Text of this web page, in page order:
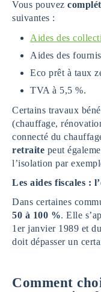
Vous pouvez
suivantes :
Aides des
Aides des
Eco prêt à taux
TVA à 5,5 %.
Certains travaux
(chauffage,
connecté du
retraite peut
l’isolation par
Les aides fiscales :
Dans certaines
50 à 100 %. Elle
1er janvier 1989 et
doit dépasser un
Comment